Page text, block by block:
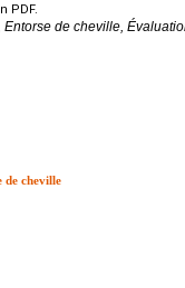
PDF.
de cheville,
de cheville